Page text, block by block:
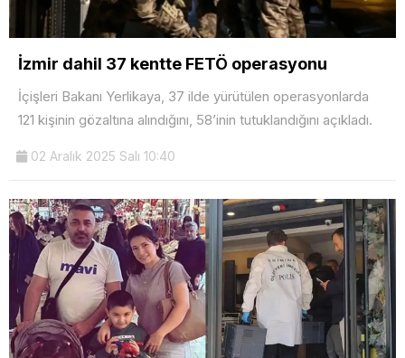
İzmir dahil 37 kentte FETÖ operasyonu
İçişleri Bakanı Yerlikaya, 37 ilde yürütülen operasyonlarda
121 kişinin gözaltına alındığını, 58’inin tutuklandığını açıkladı.
02 Aralık 2025 Salı 10:40